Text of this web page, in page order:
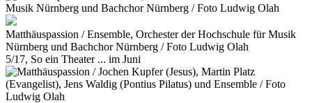
Matthäuspassion / Ensemble, Orchester der Hochschule für Musik
Nürnberg und Bachchor Nürnberg / Foto Ludwig Olah
5/17, So ein Theater ... im Juni